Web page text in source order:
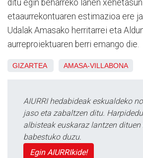
ditu egin beharreko lanen
etaaurrekontuaren estimazioa ere
Udalak Amasako herritarrei eta
aurreproiektuaren berri emango die.
GIZARTEA AMASA-VILLABONA
AIURRI hedabideak eskualdeko
jaso eta zabaltzen ditu.
albisteak euskaraz lantzen
babestuko duzu.
Egin AIURRIkide!